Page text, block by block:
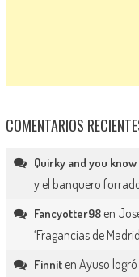
COMENTARIOS
Quirky and you
y el banquero
Fancyotter98en
‘Fragancias de
Finniten Ayuso